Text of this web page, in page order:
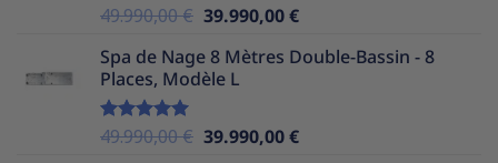
Note5.00
49.990,00€ Le
initial
était :
39.990,00€Le
actuel
Spa de Nage 8 Mètres Double-Bassin - 8
Places, Modèle L
Note5.00
49.990,00€ Le
39.990,00€Le